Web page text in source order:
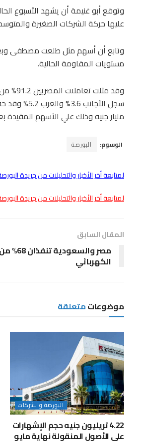
وتوقع أبو غنيمة أن يشهد الأسبوع
عليها حركة الشركات الصغيرة
وتابع أن أسهم مثل طلعت مصطفى
مستويات المقاومة الحالية.
وقد
مليار جنيه وذلك علي الأسهم المقيدة
الوسوم: البورصة
لمتابعة أخر الأخبار والتحليلات من جريدة
لمتابعة أخر الأخبار والتحليلات من جريدة
المقال السابق
مصر
الكهربائي
موضوعاتمتعلقة
البورصة والشركات
4.22 تريليون جنيه حجم الإشهارات
على الأصول المنقولة نهاية مايو